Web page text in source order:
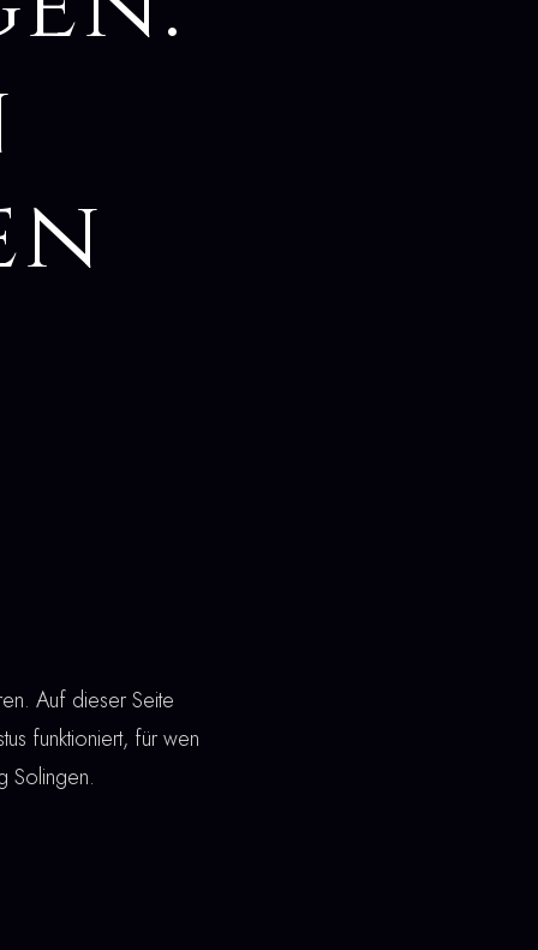
Auf dieser Seite
funktioniert, für wen
Solingen.